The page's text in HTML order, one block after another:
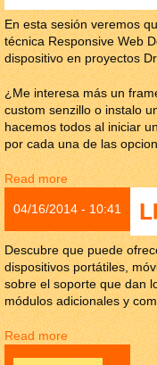
En esta sesión veremos
técnica Responsive Web
dispositivo en proyectos
¿Me interesa más un
custom senzillo o instalo
hacemos todos al iniciar
por cada una de las
Read moreabout
04/16/2014 - 10:41
Descubre que puede
dispositivos portátiles,
sobre el soporte que dan
módulos adicionales y
Read moreabout Lleva tu